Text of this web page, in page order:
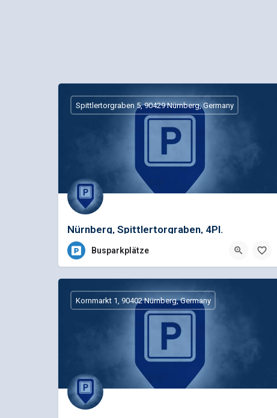
Nürnberg, Spittlertorgraben, 4Pl.
Spittlertorgraben 5, 90429 Nürnberg, Germany
Busparkplätze
Kornmarkt 1, 90402 Nürnberg, Germany